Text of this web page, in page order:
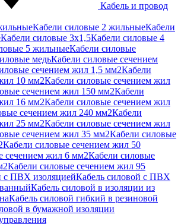
Кабель и провод
Кабели силовые 2 жильныеКабели
Кабели силовые 3х1,5Кабели силовые 4
5 жильныеКабели силовые
медьКабели силовые сечением
сечением жил 1,5 мм2Кабели
10 мм2Кабели силовые сечением жил
сечением жил 150 мм2Кабели
16 мм2Кабели силовые сечением жил
сечением жил 240 мм2Кабели
25 мм2Кабели силовые сечением жил
сечением жил 35 мм2Кабели силовые
Кабели силовые сечением жил 50
сечением жил 6 мм2Кабели силовые
Кабели силовые сечением жил 95
с ПВХ изоляциейКабель силовой с ПВХ
Кабель силовой в изоляции из
Кабель силовой гибкий в резиновой
в бумажной изоляции